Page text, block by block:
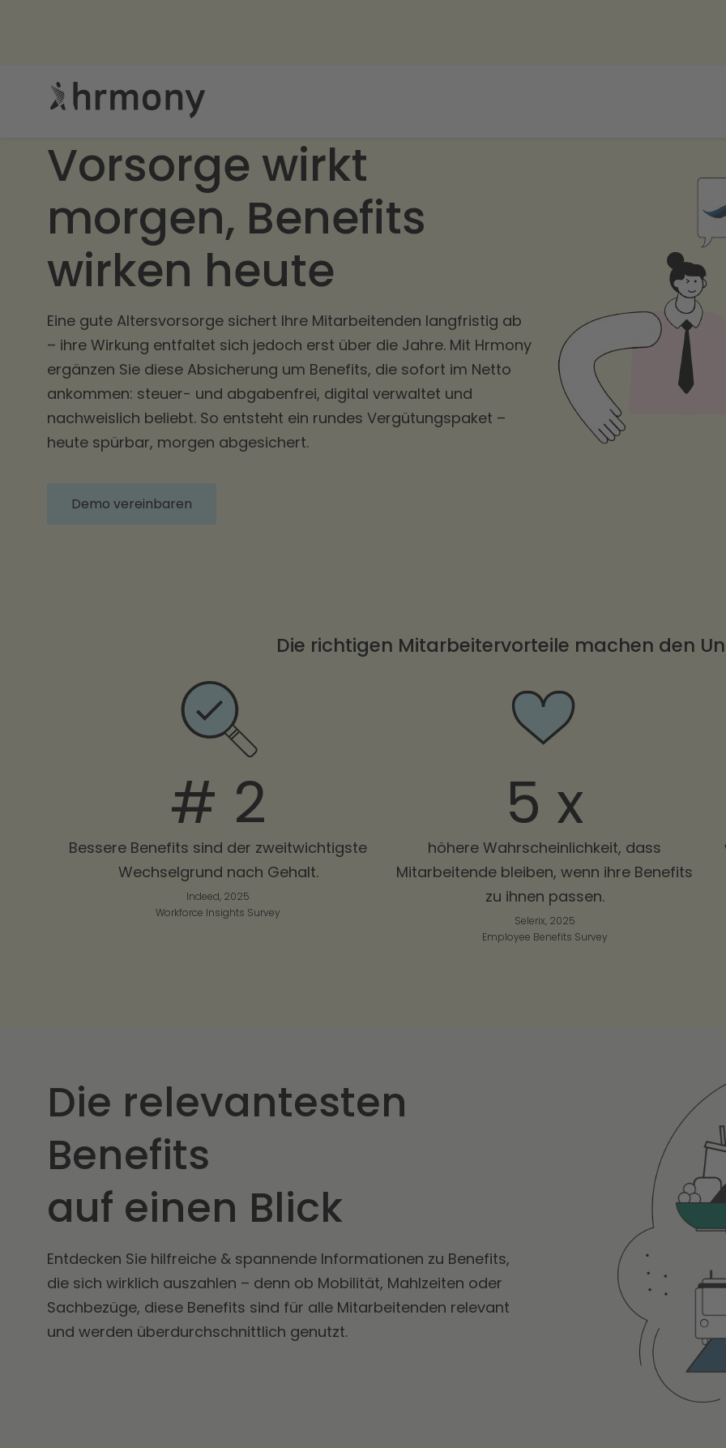
Vorsorge wirkt
morgen, Benefits
wirken heute
Eine gute Altersvorsorge sichert Ihre Mitarbeitenden langfristig ab
– ihre Wirkung entfaltet sich jedoch erst über die Jahre. Mit Hrmony
ergänzen Sie diese Absicherung um Benefits, die sofort im Netto
ankommen: steuer- und abgabenfrei, digital verwaltet und
nachweislich beliebt. So entsteht ein rundes Vergütungspaket –
heute spürbar, morgen abgesichert.
Demo vereinbaren
Die richtigen Mitarbeitervorteile machen den
# 2
Bessere Benefits sind der zweitwichtigste
Wechselgrund nach Gehalt.
Indeed, 2025
Workforce Insights Survey
5 x
höhere Wahrscheinlichkeit, dass
Mitarbeitende bleiben, wenn ihre Benefits
zu ihnen passen.
Selerix, 2025
Employee Benefits Survey
Die relevantesten
Benefits
auf einen Blick
Entdecken Sie hilfreiche & spannende Informationen zu Benefits,
die sich wirklich auszahlen – denn ob Mobilität, Mahlzeiten oder
Sachbezüge, diese Benefits sind für alle Mitarbeitenden relevant
und werden überdurchschnittlich genutzt.